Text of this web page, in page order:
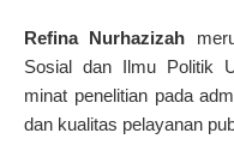
Refina Nurhazizah
Sosial dan Ilmu Politik
minat penelitian pada
dan kualitas pelayanan